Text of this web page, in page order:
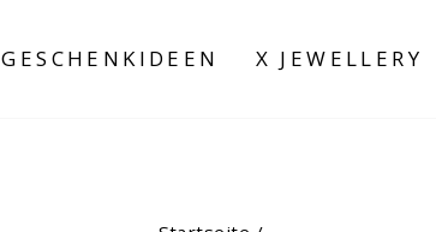
GESCHENKIDEEN X JEWELLERY